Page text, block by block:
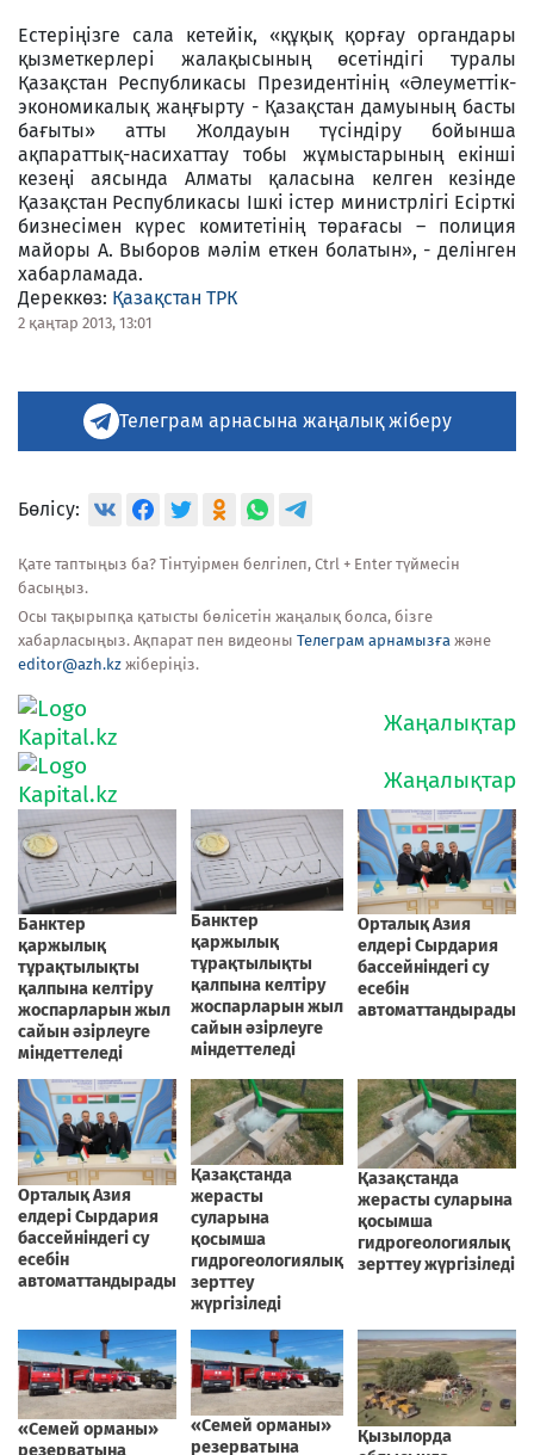
Естеріңізге сала кетейік, «құқық қорғау органдары
қызметкерлері жалақысының өсетіндігі туралы
Қазақстан Республикасы Президентінің «Әлеуметтік-
экономикалық жаңғырту - Қазақстан дамуының басты
бағыты» атты Жолдауын түсіндіру бойынша
ақпараттық-насихаттау тобы жұмыстарының екінші
кезеңі аясында Алматы қаласына келген кезінде
Қазақстан Республикасы Ішкі істер министрлігі Есірткі
бизнесімен күрес комитетінің төрағасы – полиция
майоры А. Выборов мәлім еткен болатын», - делінген
хабарламада.
Дереккөз: Қазақстан ТРК
2 қаңтар 2013, 13:01
Телеграм арнасына жаңалық жіберу
Бөлісу:
Қате таптыңыз ба? Тінтуірмен белгілеп, Ctrl + Enter түймесін
басыңыз.
Осы тақырыпқа қатысты бөлісетін жаңалық болса, бізге
хабарласыңыз. Ақпарат пен видеоны Телеграм арнамызға және
editor@azh.kz жіберіңіз.